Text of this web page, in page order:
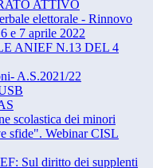
ATTIVO
elettorale - Rinnovo
e 7 aprile 2022
ANIEF N.13 DEL 4
A.S.2021/22
scolastica dei minori
sfide". Webinar CISL
Sul diritto dei supplenti